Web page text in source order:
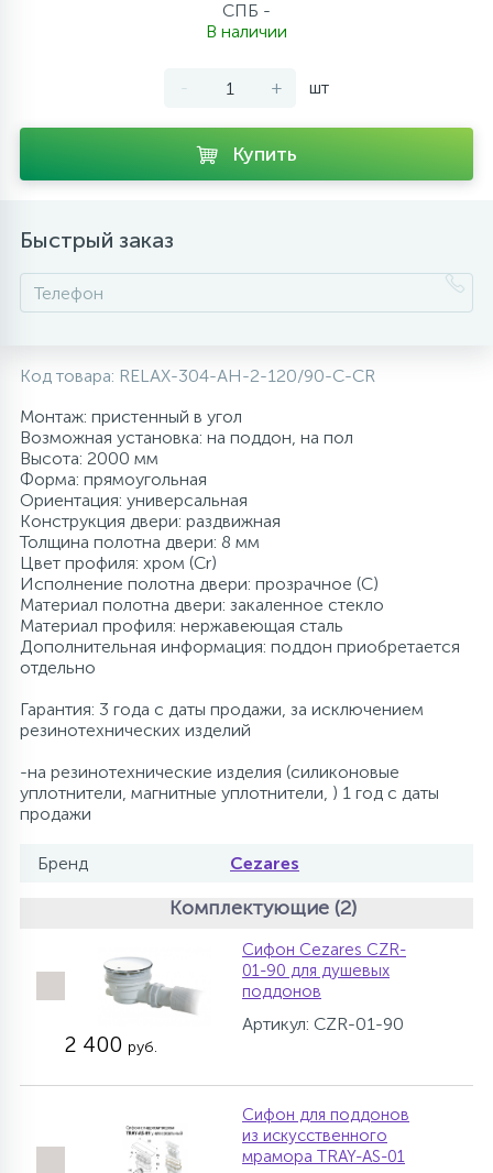
Напольные смесители
СПБ -
В наличии
- + шт
Купить
Быстрый заказ
Код товара: RELAX-304-AH-2-120/90-C-CR
Монтаж: пристенный в угол
Возможная установка: на поддон, на пол
Высота: 2000 мм
Форма: прямоугольная
Ориентация: универсальная
Конструкция двери: раздвижная
Толщина полотна двери: 8 мм
Цвет профиля: хром (Сr)
Исполнение полотна двери: прозрачное (C)
Материал полотна двери: закаленное стекло
Материал профиля: нержавеющая сталь
Дополнительная информация: поддон приобретается
отдельно
Гарантия: 3 года с даты продажи, за исключением
резинотехнических изделий
-на резинотехнические изделия (силиконовые
уплотнители, магнитные уплотнители, ) 1 год с даты
продажи
Бренд Cezares
Комплектующие (2)
Сифон Cezares CZR-
01-90 для душевых
поддонов
Артикул: CZR-01-90
2 400 руб.
Сифон для поддонов
из искусственного
мрамора TRAY-AS-01